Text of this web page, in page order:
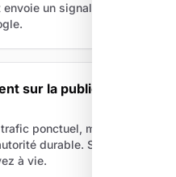
un signal positif
sur la publicité
ponctuel, mais ne
durable. Sans SEO
à vie.